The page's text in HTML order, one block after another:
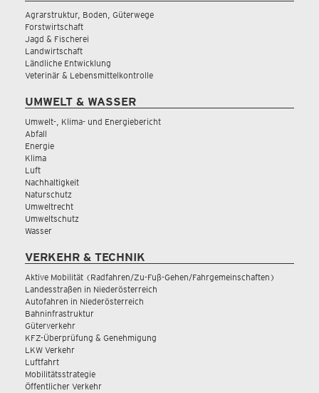
Agrarstruktur, Boden, Güterwege
Forstwirtschaft
Jagd & Fischerei
Landwirtschaft
Ländliche Entwicklung
Veterinär & Lebensmittelkontrolle
UMWELT & WASSER
Umwelt-, Klima- und Energiebericht
Abfall
Energie
Klima
Luft
Nachhaltigkeit
Naturschutz
Umweltrecht
Umweltschutz
Wasser
VERKEHR & TECHNIK
Aktive Mobilität (Radfahren/Zu-Fuß-Gehen/Fahrgemeinschaften)
Landesstraßen in Niederösterreich
Autofahren in Niederösterreich
Bahninfrastruktur
Güterverkehr
KFZ-Überprüfung & Genehmigung
LKW Verkehr
Luftfahrt
Mobilitätsstrategie
Öffentlicher Verkehr